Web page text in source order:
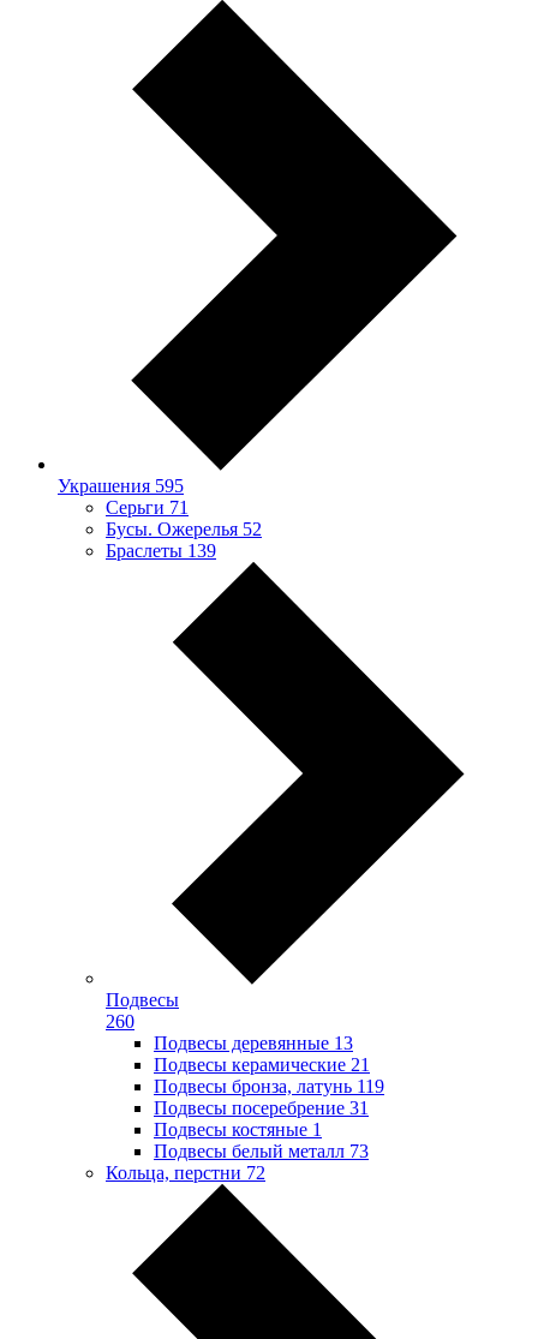
Украшения 595
Серьги 71
Бусы. Ожерелья 52
Браслеты 139
Подвесы
260
Подвесы деревянные 13
Подвесы керамические 21
Подвесы бронза, латунь 119
Подвесы посеребрение 31
Подвесы костяные 1
Подвесы белый металл 73
Кольца, перстни 72